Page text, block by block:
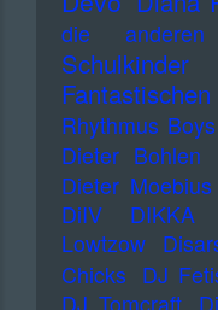
die anderen
Schulkinder
Rhythmus Boys
Dieter Bohlen
Dieter Moebius
DiIV DIKKA
Lowtzow
Chicks DJ
DJ Tomcraft